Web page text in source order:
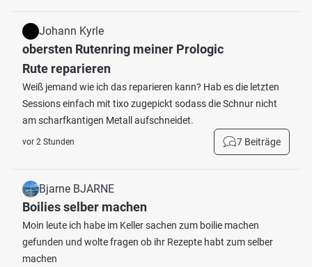
Johann Kyrle
obersten Rutenring meiner Prologic
Rute reparieren
Weiß jemand wie ich das reparieren kann? Hab es die letzten
Sessions einfach mit tixo zugepickt sodass die Schnur nicht
am scharfkantigen Metall aufschneidet.
vor 2 Stunden 7 Beiträge
Bjarne BJARNE
Boilies selber machen
Moin leute ich habe im Keller sachen zum boilie machen
gefunden und wolte fragen ob ihr Rezepte habt zum selber
machen